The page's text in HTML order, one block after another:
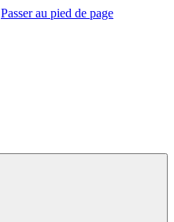
Passer au pied de page